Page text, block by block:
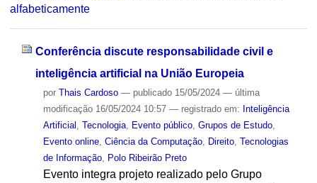
alfabeticamente
Conferência discute responsabilidade civil e
inteligência artificial na União Europeia
por Thais Cardoso — publicado15/05/2024 — última
modificação16/05/2024 10:57 — registrado em: Inteligência
Artificial
Tecnologia, Evento público, Grupos de Estudo,
Evento online, Ciência da Computação, Direito, Tecnologias
de Informação, Polo Ribeirão Preto
Evento integra projeto realizado pelo Grupo